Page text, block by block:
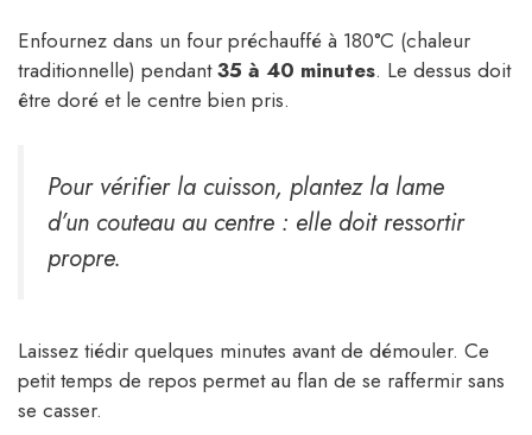
Enfournez dans un four préchauffé à 180°C (chaleur
traditionnelle) pendant35 à 40 minutes. Le dessus doit
être doré et le centre bien pris.
Pour vérifier la cuisson, plantez la lame
d’un couteau au centre : elle doit ressortir
propre.
Laissez tiédir quelques minutes avant de démouler. Ce
petit temps de repos permet au flan de se raffermir sans
se casser.